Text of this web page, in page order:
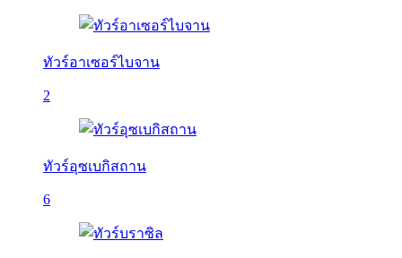
ทัวร์อาเซอร์ไบจาน
2
ทัวร์อุซเบกิสถาน
6